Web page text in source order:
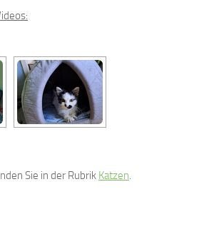
Sie in der Rubrik Katzen.